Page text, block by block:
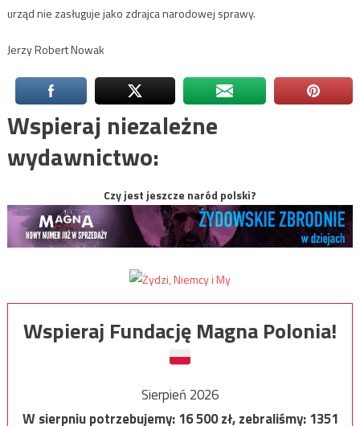
urząd nie zasługuje jako zdrajca narodowej sprawy.
Jerzy Robert Nowak
Wspieraj niezależne
wydawnictwo:
Czy jest jeszcze naród polski?
Wspieraj Fundację Magna Polonia!
Sierpień 2026
W sierpniu potrzebujemy:16 500zł, zebraliśmy:1351